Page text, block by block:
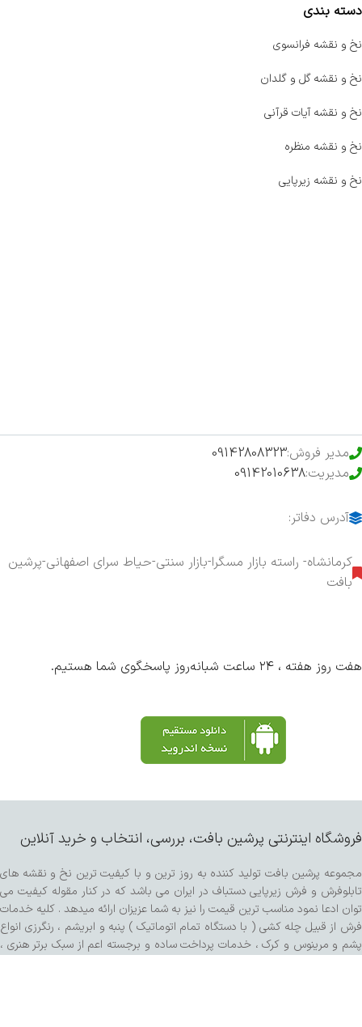
دسته بندی
نخ و نقشه فرانسوی
نخ و نقشه گل و گلدان
نخ و نقشه آیات قرآنی
نخ و نقشه منظره
نخ و نقشه زیرپایی
مدیر فروش:09142808323
مدیریت:09142010638
آدرس دفاتر:
کرمانشاه- راسته بازار مسگرا-بازار سنتی-حیاط سرای اصفهانی-پرشین
بافت
هفت روز هفته ، ۲۴ ساعت شبانه‌روز پاسخگوی شما هستیم.
فروشگاه اینترنتی پرشین بافت، بررسی، انتخاب و خرید آنلاین
مجموعه پرشین بافت تولید کننده به روز ترین و با کیفیت ترین نخ و نقشه های
تابلوفرش و فرش زیرپایی دستباف در ایران می باشد که در کنار مقوله کیفیت می
توان ادعا نمود مناسب ترین قیمت را نیز به شما عزیزان ارائه میدهد . کلیه خدمات
فرش از قبیل چله کشی ( با دستگاه تمام اتوماتیک ) پنبه و ابریشم ، رنگرزی انواع
پشم و مرینوس و کرک ، خدمات پرداخت ساده و برجسته اعم از سبک برتر هنری ،